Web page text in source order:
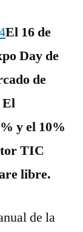
El 16 de
Day de
de
El
y el 10%
TIC
libre.
de la